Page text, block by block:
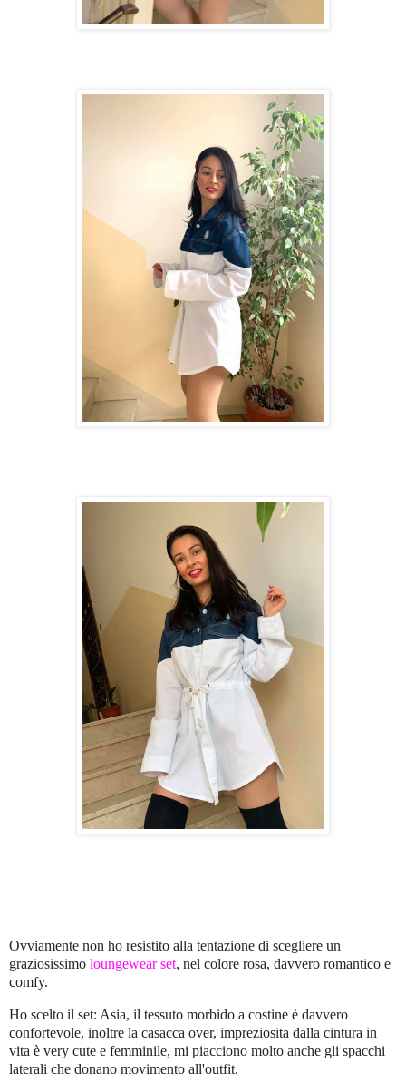
Ovviamente non ho resistito alla tentazione di scegliere un
graziosissimo loungewear set, nel colore rosa, davvero romantico e
comfy.
Ho scelto il set: Asia, il tessuto morbido a costine è davvero
confortevole, inoltre la casacca over, impreziosita dalla cintura in
vita è very cute e femminile, mi piacciono molto anche gli spacchi
laterali che donano movimento all'outfit.